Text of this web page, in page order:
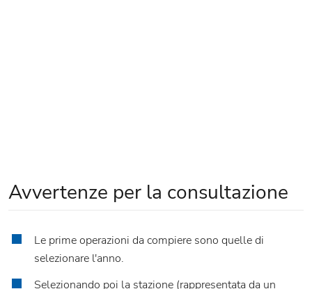
Avvertenze per la consultazione
Le prime operazioni da compiere sono quelle di
selezionare l'anno.
Selezionando poi la stazione (rappresentata da un